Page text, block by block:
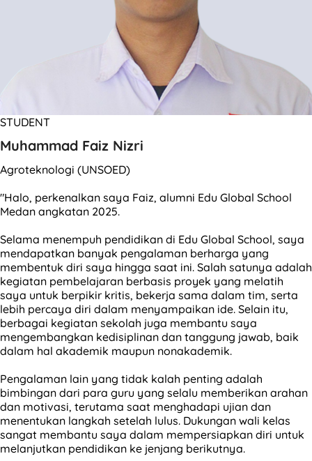
STUDENT
Muhammad Faiz Nizri
Agroteknologi (UNSOED)
"Halo, perkenalkan saya Faiz, alumni Edu Global School
Medan angkatan 2025.
Selama menempuh pendidikan di Edu Global School, saya
mendapatkan banyak pengalaman berharga yang
membentuk diri saya hingga saat ini. Salah satunya adalah
kegiatan pembelajaran berbasis proyek yang melatih
saya untuk berpikir kritis, bekerja sama dalam tim, serta
lebih percaya diri dalam menyampaikan ide. Selain itu,
berbagai kegiatan sekolah juga membantu saya
mengembangkan kedisiplinan dan tanggung jawab, baik
dalam hal akademik maupun nonakademik.
Pengalaman lain yang tidak kalah penting adalah
bimbingan dari para guru yang selalu memberikan arahan
dan motivasi, terutama saat menghadapi ujian dan
menentukan langkah setelah lulus. Dukungan wali kelas
sangat membantu saya dalam mempersiapkan diri untuk
melanjutkan pendidikan ke jenjang berikutnya.